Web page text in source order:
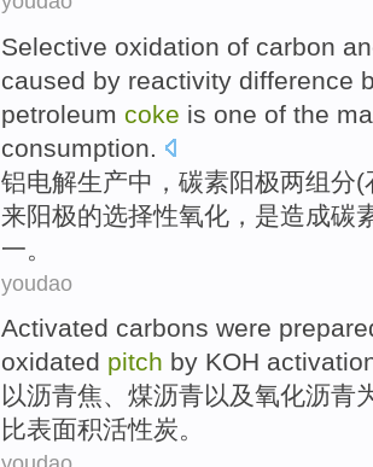
Selective oxidation of carbon
caused by reactivity difference
petroleum coke is one of the
consumption.
铝电解生产中 ， 碳素阳极两组分(
来阳极的选择性氧化 ， 是造成碳
一 。
youdao
Activated carbons were
oxidated pitch by KOH
以沥青焦、煤沥青以及氧化沥青
比表面积活性炭。